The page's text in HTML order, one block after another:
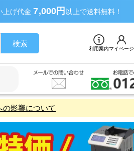
上げ代金7,000円 以上で送料無料！
検索
利用案内マイページ
影響について